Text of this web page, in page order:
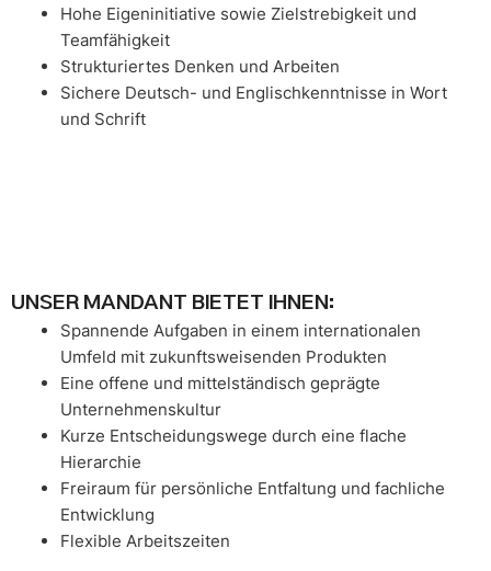
Hohe Eigeninitiative sowie Zielstrebigkeit und
Teamfähigkeit
Strukturiertes Denken und Arbeiten
Sichere Deutsch- und Englischkenntnisse in Wort
und Schrift
UNSER MANDANT BIETET IHNEN:
Spannende Aufgaben in einem internationalen
Umfeld mit zukunftsweisenden Produkten
Eine offene und mittelständisch geprägte
Unternehmenskultur
Kurze Entscheidungswege durch eine flache
Hierarchie
Freiraum für persönliche Entfaltung und fachliche
Entwicklung
Flexible Arbeitszeiten